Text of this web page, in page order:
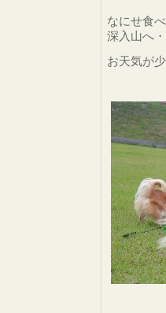
なにせ食
深入山へ
お天気が